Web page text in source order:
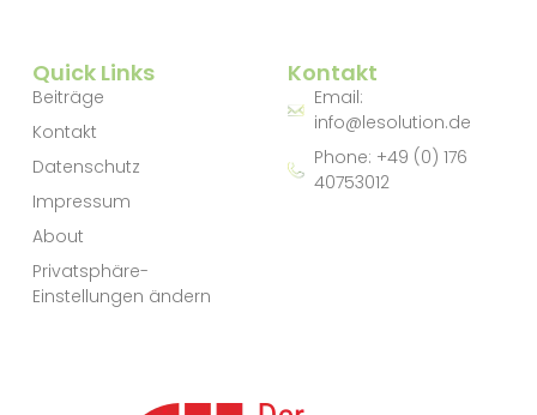
Quick Links
Beiträge
Kontakt
Datenschutz
Impressum
About
Privatsphäre-
Einstellungen ändern
Kontakt
Email:
info@lesolution.de
Phone: +49 (0) 176
40753012